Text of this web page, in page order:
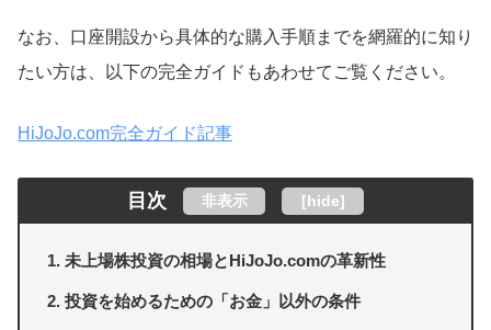
なお、口座開設から具体的な購入手順までを網羅的に知り
たい方は、以下の完全ガイドもあわせてご覧ください。
HiJoJo.com完全ガイド記事
目次 非表示 [hide]
未上場株投資の相場とHiJoJo.comの革新性
投資を始めるための「お金」以外の条件